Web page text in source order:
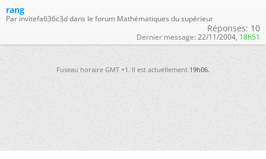
rang
Par invitefa636c3d dans le forum Mathématiques du supérieur
Réponses: 10
Dernier message: 22/11/2004, 18h51
Fuseau horaire GMT +1. Il est actuellement19h06.